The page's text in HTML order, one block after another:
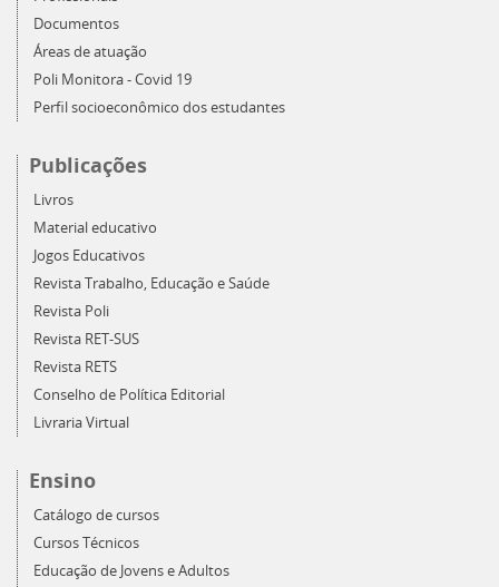
Documentos
Áreas de atuação
Poli Monitora - Covid 19
Perfil socioeconômico dos estudantes
Publicações
Livros
Material educativo
Jogos Educativos
Revista Trabalho, Educação e Saúde
Revista Poli
Revista RET-SUS
Revista RETS
Conselho de Política Editorial
Livraria Virtual
Ensino
Catálogo de cursos
Cursos Técnicos
Educação de Jovens e Adultos